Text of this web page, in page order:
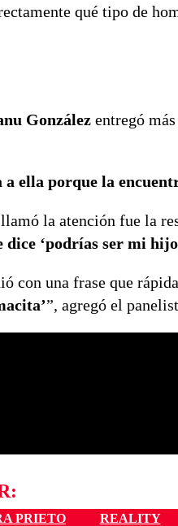
qué tipo de
González entregó
a ella porque la
la atención fue la
dice ‘podrías ser mi
con una frase que
”, agregó el
PRIETO REALITY